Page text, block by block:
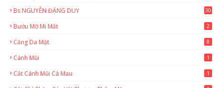
Bs NGUYỄN ĐẶNG DUY 30
Bướu Mỡ Mi Mắt 2
Căng Da Mặt 8
Cánh Mũi 1
Cắt Cánh Mũi Cà Mau 1